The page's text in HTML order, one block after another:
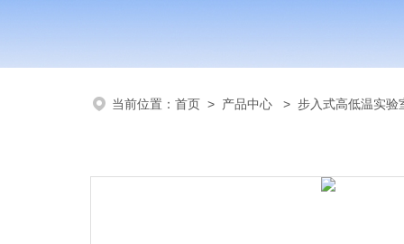
当前位置： 首页 > 产品中心 > 步入式高低温实验